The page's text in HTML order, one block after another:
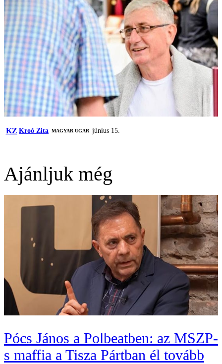
KZ Kroó Zita MAGYAR UGAR június 15.
Ajánljuk még
Pócs János a Polbeatben: az MSZP-
s maffia a Tisza Pártban él tovább